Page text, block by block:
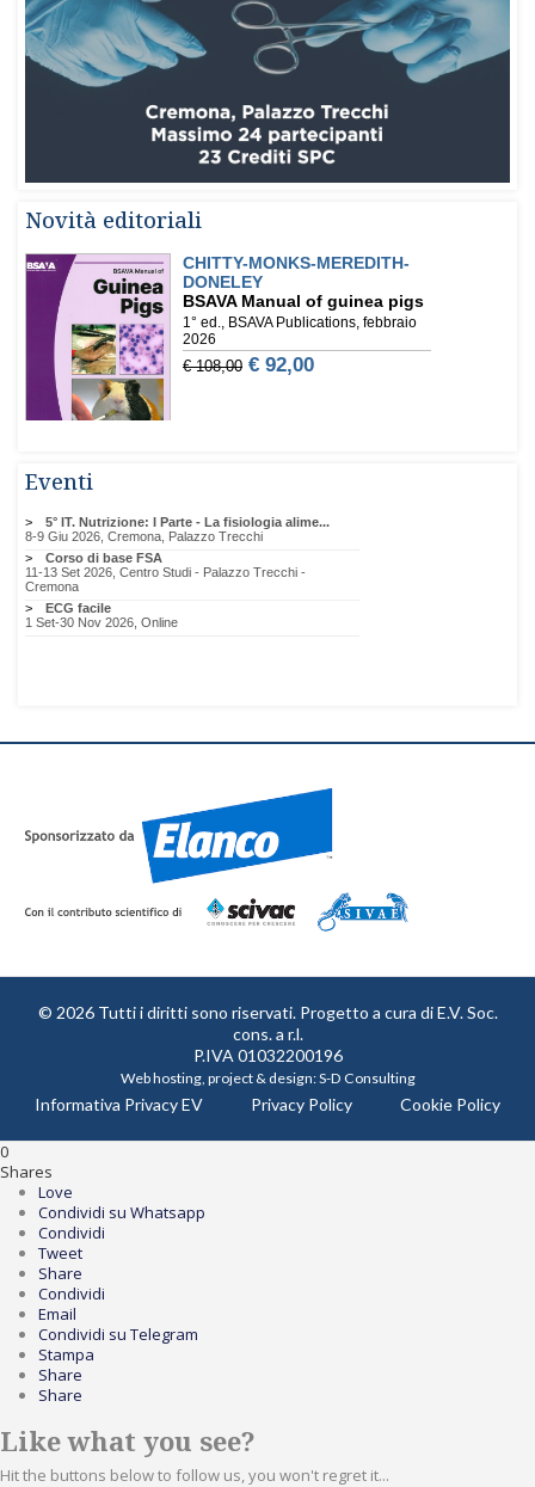
Novità editoriali
Eventi
© 2026 Tutti i diritti sono riservati. Progetto a cura diE.V. Soc.
cons. a r.l.
P.IVA 01032200196
Web hosting, project & design:S-D Consulting
Informativa Privacy EV Privacy Policy Cookie Policy
0
Shares
Love
Condividi su Whatsapp
Condividi
Tweet
Share
Condividi
Email
Condividi su Telegram
Stampa
Share
Share
Like what you see?
Hit the buttons below to follow us, you won't regret it...